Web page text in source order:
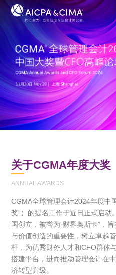
关于CGMA年度大奖
ANNUAL AWARDS
CGMA全球管理会计2024年度中
奖”）的提名工作于近日正式启
国创立，被誉为“财界奥斯卡”，
与价值创造的重要性，树立卓越
杆，为优秀财务人才和CFO群体
搭建平台，进而推动管理会计在
济转型升级。